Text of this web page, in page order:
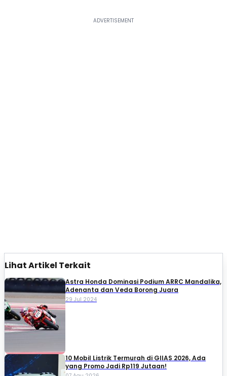
Lihat Artikel Terkait
Astra Honda Dominasi Podium ARRC Mandalika,
Adenanta dan Veda Borong Juara
29 Jul 2024
10 Mobil Listrik Termurah di GIIAS 2026, Ada
yang Promo Jadi Rp119 Jutaan!